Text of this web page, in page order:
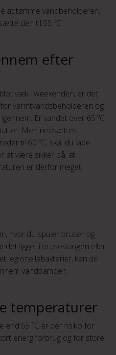
at tømme vandbeholderen,
den til 55 ºC.
efter
væk i weekenden, er det
varmtvandsbeholderen og
Er vandet over 65 ºC
Men nedsættes
til 60 ºC, skal du lade
at være sikker på, at
er derfor meget
hvor du spuler bruser og
ligget i bruseslangen eller
legionellabakterier, kan de
vanddampen.
temperaturer
end 65 ºC er der risiko for
energiforbrug og for store